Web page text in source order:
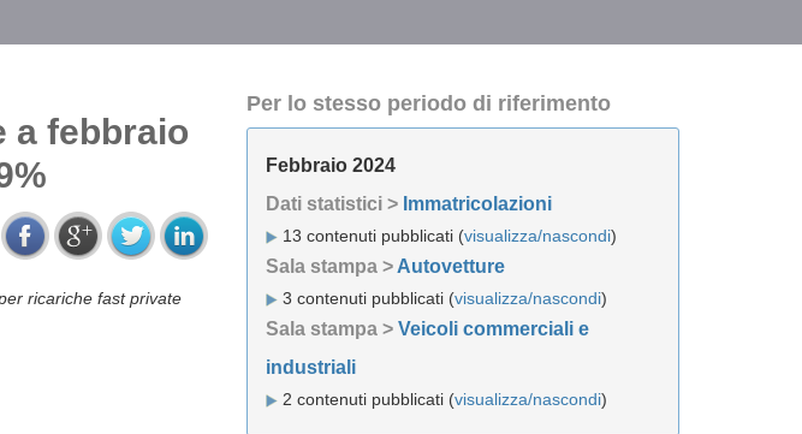
a febbraio
ricariche fast private
Per lo stesso periodo di riferimento
Febbraio 2024
Dati statistici > Immatricolazioni
13 contenuti pubblicati (visualizza/nascondi)
Sala stampa > Autovetture
3 contenuti pubblicati (visualizza/nascondi)
Sala stampa > Veicoli commerciali e
industriali
2 contenuti pubblicati (visualizza/nascondi)